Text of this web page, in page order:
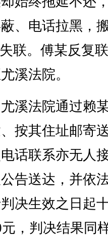
、电话拉黑，
联。傅某反复
溪法院。
法院通过赖
按其住址邮寄
话联系亦无人
告送达，并依
决生效之日起
，判决结果同